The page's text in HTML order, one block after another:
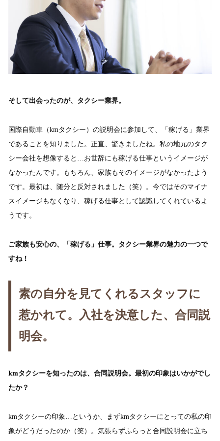
そして出会ったのが、タクシー業界。
国際自動車（kmタクシー）の説明会に参加して、「稼げる」業界
であることを知りました。正直、驚きましたね。私の地元のタク
シー会社を想像すると…お世辞にも稼げる仕事というイメージが
なかったんです。もちろん、家族もそのイメージがなかったよう
です。最初は、随分と反対されました（笑）。今ではそのマイナ
スイメージもなくなり、稼げる仕事として認識してくれているよ
うです。
ご家族も安心の、「稼げる」仕事。タクシー業界の魅力の一つで
すね！
素の自分を見てくれるスタッフに
惹かれて。入社を決意した、合同説
明会。
kmタクシーを知ったのは、合同説明会。最初の印象はいかがでし
たか？
kmタクシーの印象…というか、まずkmタクシーにとっての私の印
象がどうだったのか（笑）。気張らずふらっと合同説明会に立ち